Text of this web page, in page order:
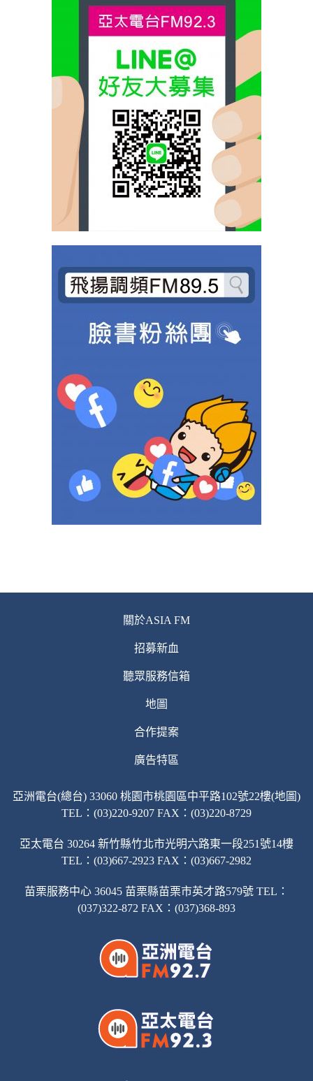
關於ASIA FM
招募新血
聽眾服務信箱
地圖
合作提案
廣告特區
亞洲電台(總台) 33060 桃園市桃園區中平路102號22樓(地圖)
TEL：(03)220-9207 FAX：(03)220-8729
亞太電台 30264 新竹縣竹北市光明六路東一段251號14樓
TEL：(03)667-2923 FAX：(03)667-2982
苗栗服務中心 36045 苗栗縣苗栗市英才路579號 TEL：
(037)322-872 FAX：(037)368-893